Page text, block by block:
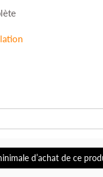
d’achat de ce